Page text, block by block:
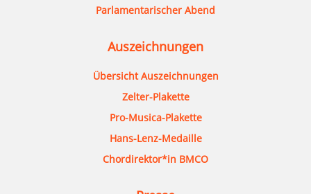
Parlamentarischer Abend
Auszeichnungen
Übersicht Auszeichnungen
Zelter-Plakette
Pro-Musica-Plakette
Hans-Lenz-Medaille
Chordirektor*in BMCO